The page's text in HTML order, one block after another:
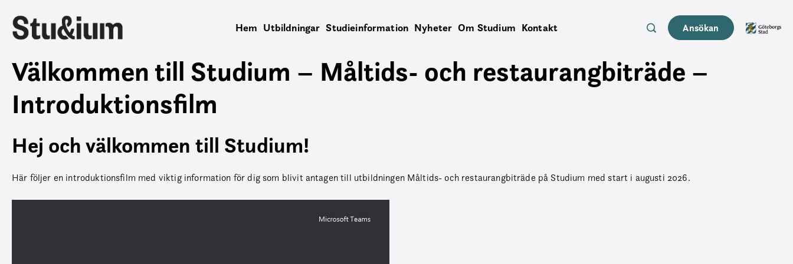
Hem Utbildningar Studieinformation Nyheter Om Studium Kontakt Ansökan
Välkommen till Studium – Måltids- och restaurangbiträde –
Introduktionsfilm
Hej och välkommen till Studium!
Här följer en introduktionsfilm med viktig information för dig som blivit antagen till utbildningen Måltids- och restaurangbiträde på Studium med start i augusti 2026.